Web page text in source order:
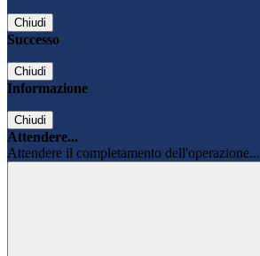
Chiudi
Successo
Chiudi
Informazione
Chiudi
Attendere...
Attendere il completamento dell'operazione...